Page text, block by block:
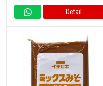
Detail